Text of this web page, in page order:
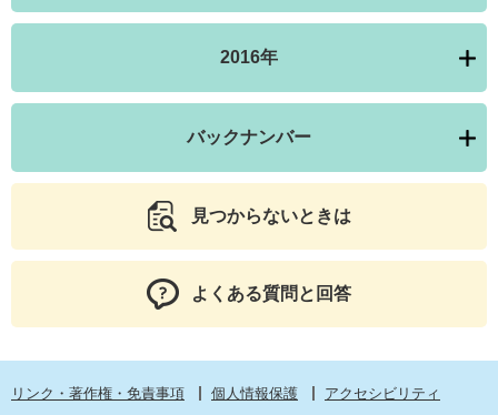
2016年
バックナンバー
見つからないときは
よくある質問と回答
リンク・著作権・免責事項 個人情報保護
アクセシビリティ